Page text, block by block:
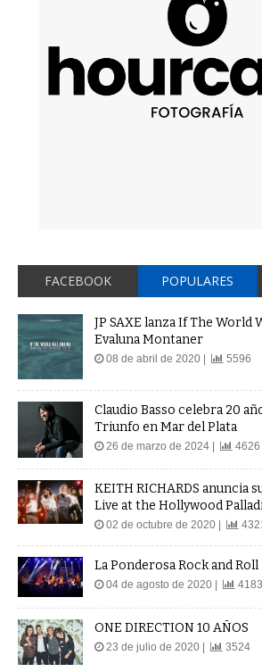
FACEBOOK POPULARES
JP SAXE lanza If The World
Evaluna Montaner
08 de abril de 2020 | 5596
Claudio Basso celebra 20
Triunfo en Mar del Plata
26 de marzo de 2024 | 4626
KEITH RICHARDS anuncia
Live at the Hollywood
02 de octubre de 2020 |
La Ponderosa Rock and Roll
04 de agosto de 2020 | 4183
ONE DIRECTION 10 AÑOS
23 de julio de 2020 | 3524